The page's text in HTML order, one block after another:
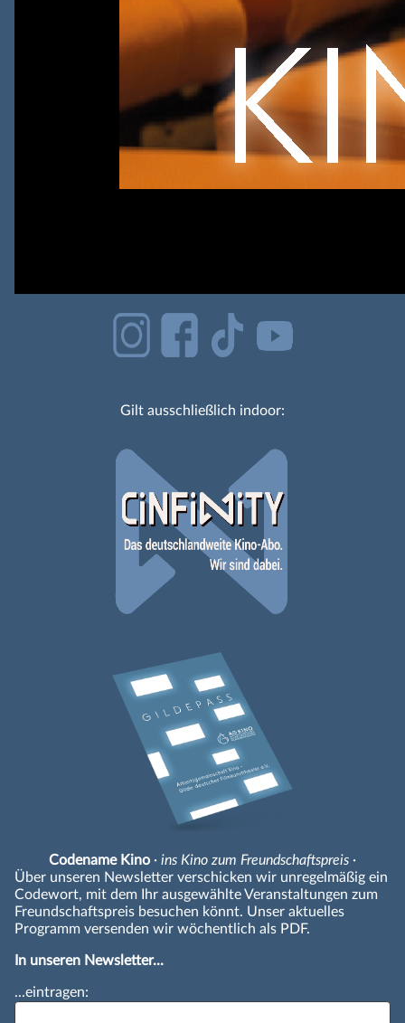
Gilt ausschließlich indoor:
Codename Kino · ins Kino zum Freundschaftspreis ·
Über unseren Newsletter verschicken wir unregelmäßig ein
Codewort, mit dem Ihr ausgewählte Veranstaltungen zum
Freundschaftspreis besuchen könnt. Unser aktuelles
Programm versenden wir wöchentlich als PDF.
In unseren Newsletter...
...eintragen: